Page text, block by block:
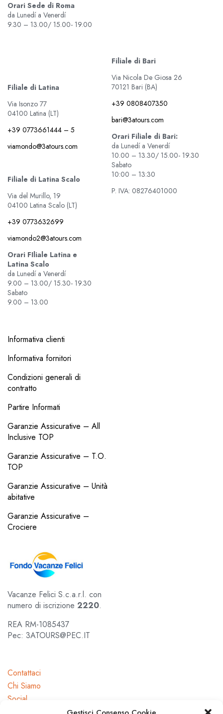
Orari Sede di Roma
da Lunedí a Venerdí
9.30 – 13.00/ 15.00- 19.00
Filiale di Latina
Via Isonzo 77
04100 Latina (LT)
+39 0773661444 – 5
viamondo@3atours.com
Filiale di Latina Scalo
Via del Murillo, 19
04100 Latina Scalo (LT)
+39 0773632699
viamondo2@3atours.com
Orari FIliale Latina e
Latina Scalo
da Lunedí a Venerdí
9.00 – 13.00/ 15.30- 19.30
Sabato
9.00 – 13.00
Filiale di Bari
Via Nicola De Giosa 26
70121 Bari (BA)
+39 0808407350
bari@3atours.com
Orari Filiale di Bari:
da Lunedí a Venerdí
10.00 – 13.30/ 15.00- 19.30
Sabato
10:00 – 13:30
P. IVA: 08276401000
Informativa clienti
Informativa fornitori
Condizioni generali di
contratto
Partire Informati
Garanzie Assicurative – All
Inclusive TOP
Garanzie Assicurative – T.O.
TOP
Garanzie Assicurative – Unità
abitative
Garanzie Assicurative –
Crociere
Vacanze Felici S.c.a.r.l. con
numero di iscrizione 2220.
REA RM-1085437
Pec: 3ATOURS@PEC.IT
Contattaci
Chi Siamo
Social